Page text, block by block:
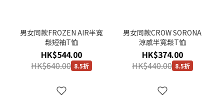
男女同款FROZEN AIR半寬
鬆短袖T恤
HK$544.00
HK$640.00 8.5折
男女同款CROW SORONA
涼感半寬鬆T恤
HK$374.00
HK$440.00 8.5折